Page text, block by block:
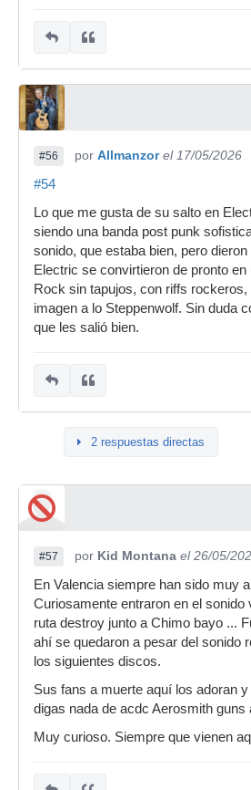
#56 por Allmanzor el 17/05/2026
#54
Lo que me gusta de su salto en
siendo una banda post punk
sonido, que estaba bien, pero
Electric se convirtieron de pronto en
Rock sin tapujos, con riffs
imagen a lo Steppenwolf. Sin duda
que les salió bien.
2 respuestas directas
#57 por Kid Montana el 26/05/
En Valencia siempre han sido muy
Curiosamente entraron en el sonido
ruta destroy junto a Chimo bayo ...
ahí se quedaron a pesar del sonido
los siguientes discos.
Sus fans a muerte aquí los adoran
digas nada de acdc Aerosmith guns
Muy curioso. Siempre que vienen